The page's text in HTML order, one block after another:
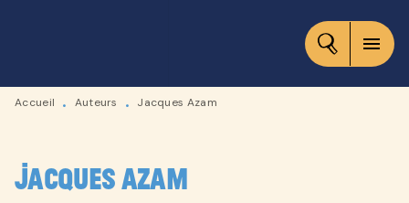
CONTENU
menu
Accueil • Auteurs • Jacques Azam
Jacques Azam